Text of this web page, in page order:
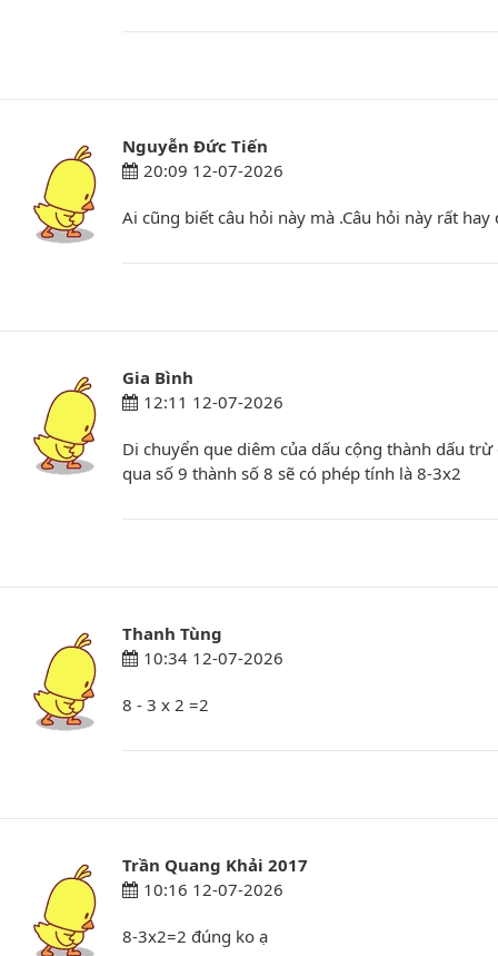
Nguyễn Đức Tiến
20:09 12-07-2026
Ai cũng biết câu hỏi này mà .Câu hỏi này rất hay
Gia Bình
12:11 12-07-2026
Di chuyển que diêm của dấu cộng thành dấu
qua số 9 thành số 8 sẽ có phép tính là 8-3x2
Thanh Tùng
10:34 12-07-2026
8 - 3 x 2 =2
Trần Quang Khải 2017
10:16 12-07-2026
8-3x2=2 đúng ko ạ